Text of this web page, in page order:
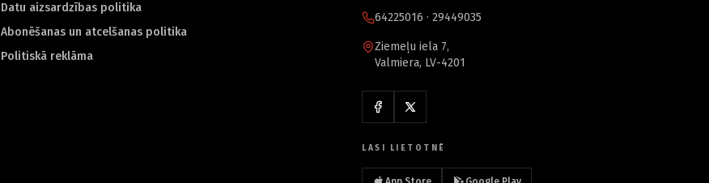
Datu aizsardzības politika
Abonēšanas un atcelšanas politika
Politiskā reklāma
64225016 · 29449035
Ziemeļu iela 7,
Valmiera, LV-4201
LASI LIETOTNĒ